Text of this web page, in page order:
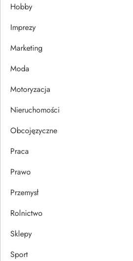
a
w
p
u
Hobby
Imprezy
Marketing
Moda
Motoryzacja
Nieruchomości
Obcojęzyczne
Praca
Prawo
Przemysł
Rolnictwo
Sklepy
Sport